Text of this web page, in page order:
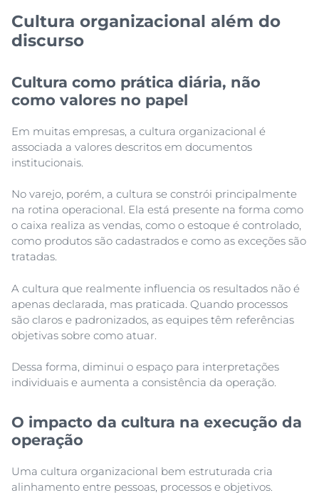
Cultura organizacional além do
discurso
Cultura como prática diária, não
como valores no papel
Em muitas empresas, a cultura organizacional é
associada a valores descritos em documentos
institucionais.
No varejo, porém, a cultura se constrói principalmente
na rotina operacional. Ela está presente na forma como
o caixa realiza as vendas, como o estoque é controlado,
como produtos são cadastrados e como as exceções são
tratadas.
A cultura que realmente influencia os resultados não é
apenas declarada, mas praticada. Quando processos
são claros e padronizados, as equipes têm referências
objetivas sobre como atuar.
Dessa forma, diminui o espaço para interpretações
individuais e aumenta a consistência da operação.
O impacto da cultura na execução da
operação
Uma cultura organizacional bem estruturada cria
alinhamento entre pessoas, processos e objetivos.